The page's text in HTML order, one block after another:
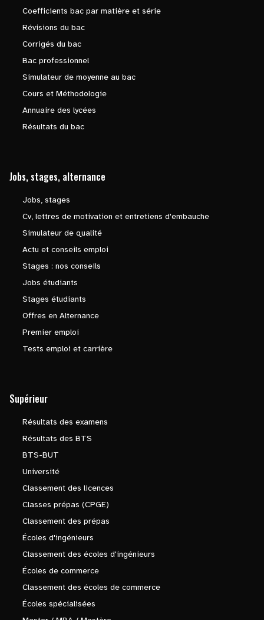
Coefficients bac par matière et série
Révisions du bac
Corrigés du bac
Bac professionnel
Simulateur de moyenne au bac
Cours et Méthodologie
Annuaire des lycées
Résultats du bac
Jobs, stages, alternance
Jobs, stages
Cv, lettres de motivation et entretiens d'embauche
Simulateur de qualité
Actu et conseils emploi
Stages : nos conseils
Jobs étudiants
Stages étudiants
Offres en Alternance
Premier emploi
Tests emploi et carrière
Supérieur
Résultats des examens
Résultats des BTS
BTS-BUT
Université
Classement des licences
Classes prépas (CPGE)
Classement des prépas
Écoles d'ingénieurs
Classement des écoles d'ingénieurs
Écoles de commerce
Classement des écoles de commerce
Écoles spécialisées